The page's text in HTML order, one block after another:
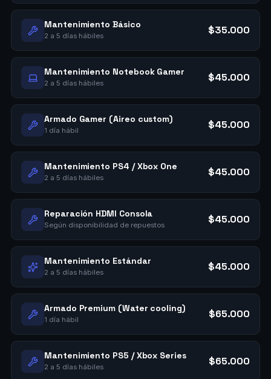
Mantenimiento Básico
2 a 5 días hábiles $35.000
Mantenimiento Notebook Gamer
2 a 5 días hábiles $45.000
Armado Gamer (Aireo custom)
1 día hábil $45.000
Mantenimiento PS4 / Xbox One
2 a 5 días hábiles $45.000
Reparación HDMI Consola
Según disponibilidad de repuestos $45.000
Mantenimiento Estándar
2 a 5 días hábiles $45.000
Armado Premium (Water cooling)
1 día hábil $65.000
Mantenimiento PS5 / Xbox Series
2 a 5 días hábiles $65.000